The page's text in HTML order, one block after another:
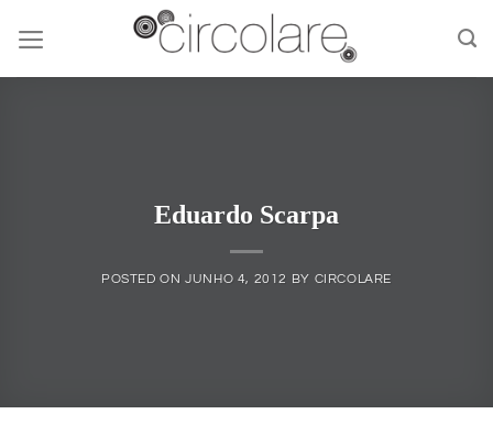
content
Eduardo Scarpa
POSTED ONJUNHO 4, 2012 BY CIRCOLARE